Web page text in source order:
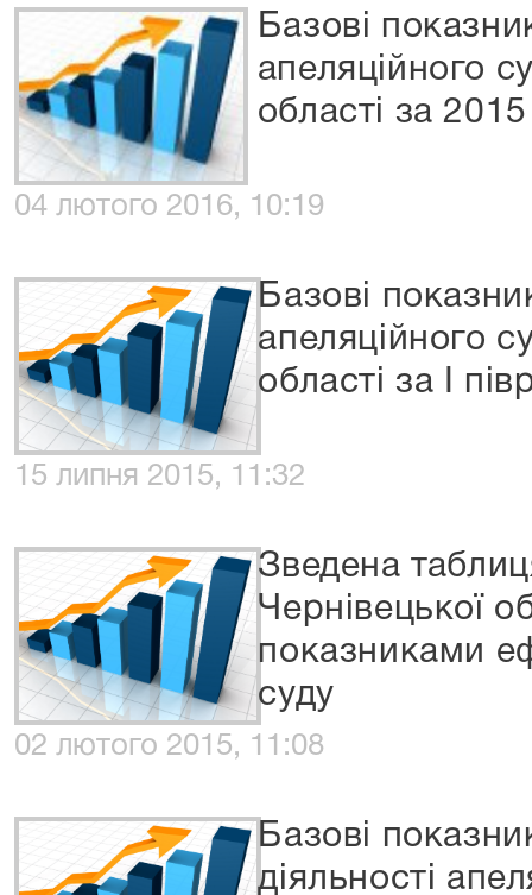
Базові
апеляційного
області за 2015
04 лютого 2016, 10:19
Базові
апеляційного
області за I
15 липня 2015, 11:32
Зведена
Чернівецької
показниками
суду
02 лютого 2015, 11:08
Базові
діяльності